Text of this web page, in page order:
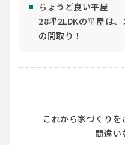
ちょうど良い平屋
28坪2LDKの平屋は
の間取り！
これから家づくり
間違い